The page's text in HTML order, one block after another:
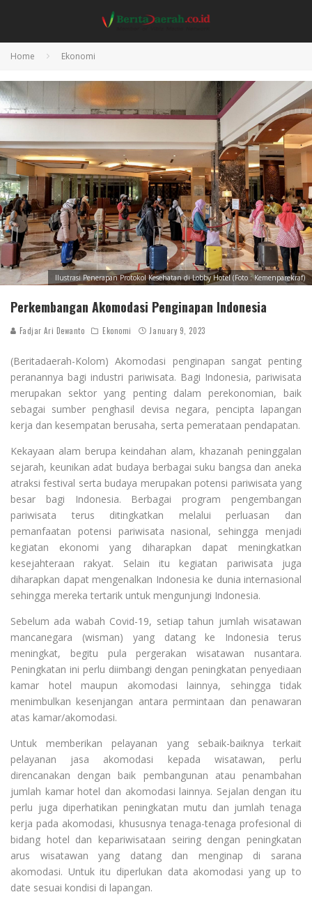
Home Ekonomi
Ilustrasi Penerapan Protokol Kesehatan di Lobby Hotel (Foto : Kemenparekraf)
Perkembangan Akomodasi Penginapan Indonesia
Fadjar Ari Dewanto Ekonomi January 9, 2023
(Beritadaerah-Kolom) Akomodasi penginapan sangat penting
peranannya bagi industri pariwisata. Bagi Indonesia, pariwisata
merupakan sektor yang penting dalam perekonomian, baik
sebagai sumber penghasil devisa negara, pencipta lapangan
kerja dan kesempatan berusaha, serta pemerataan pendapatan.
Kekayaan alam berupa keindahan alam, khazanah peninggalan
sejarah, keunikan adat budaya berbagai suku bangsa dan aneka
atraksi festival serta budaya merupakan potensi pariwisata yang
besar bagi Indonesia. Berbagai program pengembangan
pariwisata terus ditingkatkan melalui perluasan dan
pemanfaatan potensi pariwisata nasional, sehingga menjadi
kegiatan ekonomi yang diharapkan dapat meningkatkan
kesejahteraan rakyat. Selain itu kegiatan pariwisata juga
diharapkan dapat mengenalkan Indonesia ke dunia internasional
sehingga mereka tertarik untuk mengunjungi Indonesia.
Sebelum ada wabah Covid-19, setiap tahun jumlah wisatawan
mancanegara (wisman) yang datang ke Indonesia terus
meningkat, begitu pula pergerakan wisatawan nusantara.
Peningkatan ini perlu diimbangi dengan peningkatan penyediaan
kamar hotel maupun akomodasi lainnya, sehingga tidak
menimbulkan kesenjangan antara permintaan dan penawaran
atas kamar/akomodasi.
Untuk memberikan pelayanan yang sebaik-baiknya terkait
pelayanan jasa akomodasi kepada wisatawan, perlu
direncanakan dengan baik pembangunan atau penambahan
jumlah kamar hotel dan akomodasi lainnya. Sejalan dengan itu
perlu juga diperhatikan peningkatan mutu dan jumlah tenaga
kerja pada akomodasi, khususnya tenaga-tenaga profesional di
bidang hotel dan kepariwisataan seiring dengan peningkatan
arus wisatawan yang datang dan menginap di sarana
akomodasi. Untuk itu diperlukan data akomodasi yang up to
date sesuai kondisi di lapangan.